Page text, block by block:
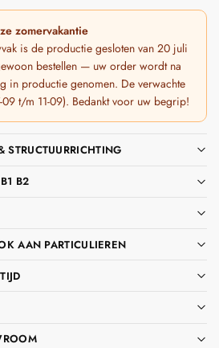
zomervakantie
is de productie gesloten van 20 juli
bestellen — uw order wordt na
in productie genomen. De verwachte
09 t/m 11-09). Bedankt voor uw begrip!
B2
AAN PARTICULIEREN